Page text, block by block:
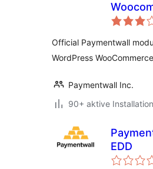
Official Paymentwall
WordPress
Paymentwall Inc.
90+ aktive
EDD